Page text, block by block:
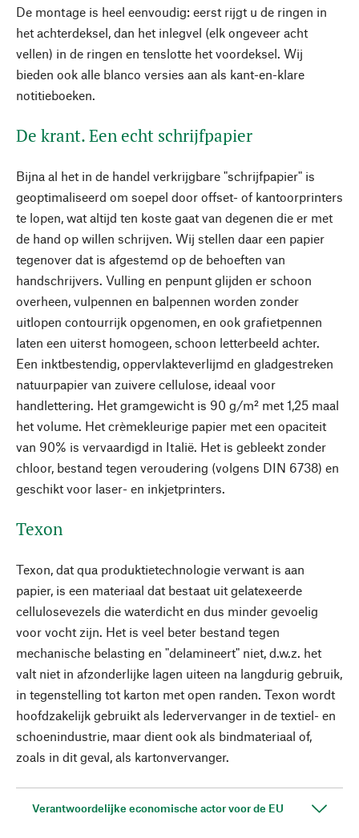
De montage is heel eenvoudig: eerst rijgt u de ringen in
het achterdeksel, dan het inlegvel (elk ongeveer acht
vellen) in de ringen en tenslotte het voordeksel. Wij
bieden ook alle blanco versies aan als kant-en-klare
notitieboeken.
De krant. Een echt schrijfpapier
Bijna al het in de handel verkrijgbare "schrijfpapier" is
geoptimaliseerd om soepel door offset- of kantoorprinters
te lopen, wat altijd ten koste gaat van degenen die er met
de hand op willen schrijven. Wij stellen daar een papier
tegenover dat is afgestemd op de behoeften van
handschrijvers. Vulling en penpunt glijden er schoon
overheen, vulpennen en balpennen worden zonder
uitlopen contourrijk opgenomen, en ook grafietpennen
laten een uiterst homogeen, schoon letterbeeld achter.
Een inktbestendig, oppervlakteverlijmd en gladgestreken
natuurpapier van zuivere cellulose, ideaal voor
handlettering. Het gramgewicht is 90 g/m² met 1,25 maal
het volume. Het crèmekleurige papier met een opaciteit
van 90% is vervaardigd in Italië. Het is gebleekt zonder
chloor, bestand tegen veroudering (volgens DIN 6738) en
geschikt voor laser- en inkjetprinters.
Texon
Texon, dat qua produktietechnologie verwant is aan
papier, is een materiaal dat bestaat uit gelatexeerde
cellulosevezels die waterdicht en dus minder gevoelig
voor vocht zijn. Het is veel beter bestand tegen
mechanische belasting en "delamineert" niet, d.w.z. het
valt niet in afzonderlijke lagen uiteen na langdurig gebruik,
in tegenstelling tot karton met open randen. Texon wordt
hoofdzakelijk gebruikt als ledervervanger in de textiel- en
schoenindustrie, maar dient ook als bindmateriaal of,
zoals in dit geval, als kartonvervanger.
Verantwoordelijke economische actor voor de EU